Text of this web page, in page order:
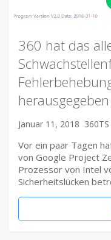
360 hat das
herausgegeben
Januar 11, 2018 360TS
Vor ein paar Tagen
von Google Project
Prozessor von Intel
Sicherheitslücken